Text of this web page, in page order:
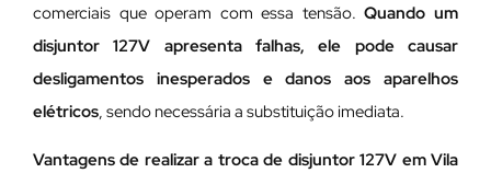
comerciais que operam com essa tensão.Quando um
disjuntor 127V apresenta falhas, ele pode causar
desligamentos inesperados e danos aos aparelhos
elétricos, sendo necessária a substituição imediata.
Vantagens de realizar a troca de disjuntor 127V em Vila